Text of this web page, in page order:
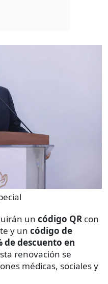
un código QR con
y un código de
de descuento en
renovación se
médicas, sociales y